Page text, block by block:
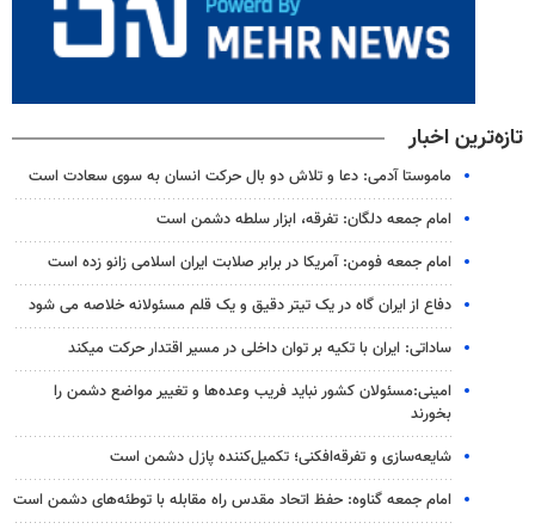
تازه‌ترین اخبار
ماموستا آدمی: دعا و تلاش دو بال حرکت انسان به سوی سعادت است
امام جمعه دلگان: تفرقه، ابزار سلطه دشمن است
امام جمعه فومن: آمریکا در برابر صلابت ایران اسلامی زانو زده است
دفاع از ایران گاه در یک تیتر دقیق و یک قلم مسئولانه خلاصه می شود
ساداتی: ایران با تکیه بر توان داخلی در مسیر اقتدار حرکت میکند
امینی:مسئولان کشور نباید فریب وعده‌ها و تغییر مواضع دشمن را
بخورند
شایعه‌سازی و تفرقه‌افکنی؛ تکمیل‌کننده پازل دشمن است
امام جمعه گناوه: حفظ اتحاد مقدس راه مقابله با توطئه‌های دشمن است